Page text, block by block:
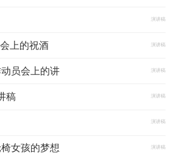
演讲稿
上的祝酒 演讲稿
员会上的讲 演讲稿
稿 演讲稿
演讲稿
女孩的梦想 演讲稿